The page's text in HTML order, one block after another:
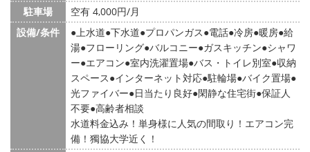
駐車場
空有 4,000円/月
設備/条件
上水道 下水道 プロパンガス 電話 冷房 暖房 給
湯 フローリング バルコニー ガスキッチン シャワ
ー エアコン 室内洗濯置場 バス・トイレ別室 収納
スペース インターネット対応 駐輪場 バイク置場
光ファイバー 日当たり良好 閑静な住宅街 保証人
不要 高齢者相談
水道料金込み！単身様に人気の間取り！エアコン完
備！獨協大学近く！